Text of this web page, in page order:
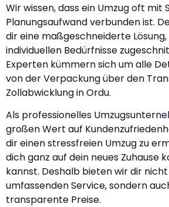
Wir wissen, dass ein Umzug oft mit
Planungsaufwand verbunden ist.
dir eine maßgeschneiderte
individuellen Bedürfnisse
Experten kümmern sich um alle
von der Verpackung über den
Zollabwicklung in Ordu.
Als professionelles
großen Wert auf
dir einen stressfreien Umzug zu
dich ganz auf dein neues Zuhause
kannst. Deshalb bieten wir dir
umfassenden Service, sondern
transparente Preise.